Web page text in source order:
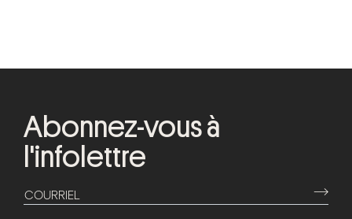
Abonnez-vous à
l'infolettre
COURRIEL ⟶